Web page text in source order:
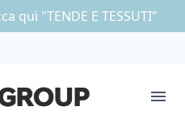
quì "TENDE E TESSUTI"